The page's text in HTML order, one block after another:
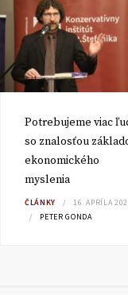
Potrebujeme viac
so znalosťou
ekonomického
myslenia
ČLÁNKY
16. APRÍLA
PETER GONDA